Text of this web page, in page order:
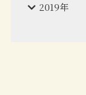
2019年